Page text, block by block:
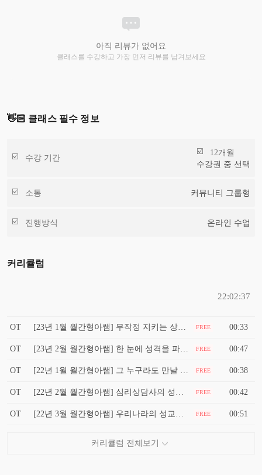
아직 리뷰가 없어요
클래스를 수강하고 가장 먼저 리뷰를 남겨보세요
👋🏻 클래스 필수 정보
수강 기간
12개월
수강권 중 선택
소통 커뮤니티 그룹형
진행방식 온라인 수업
커리큘럼
22:02:37
OT [23년 1월 월간형아쌤] 무작정 지키는 상담윤리가 더 위험하다 FREE 00:33
OT [23년 2월 월간형아쌤] 한 눈에 성격을 파악하는 심리 만능 열쇠 FREE 00:47
OT [22년 1월 월간형아쌤] 그 누구라도 만날 수 있는 인간관계 핵심 매뉴얼 FREE 00:38
OT [22년 2월 월간형아쌤] 심리상담사의 성장 단계 FREE 00:42
OT [22년 3월 월간형아쌤] 우리나라의 성교육은 단단히 잘못되었다 FREE 00:51